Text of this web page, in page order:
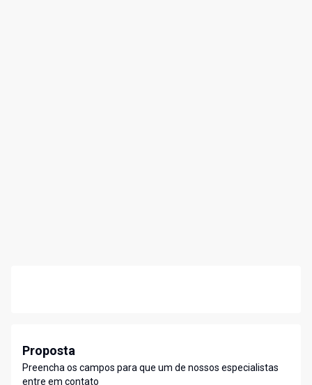
Proposta
Preencha os campos para que um de nossos especialistas
entre em contato